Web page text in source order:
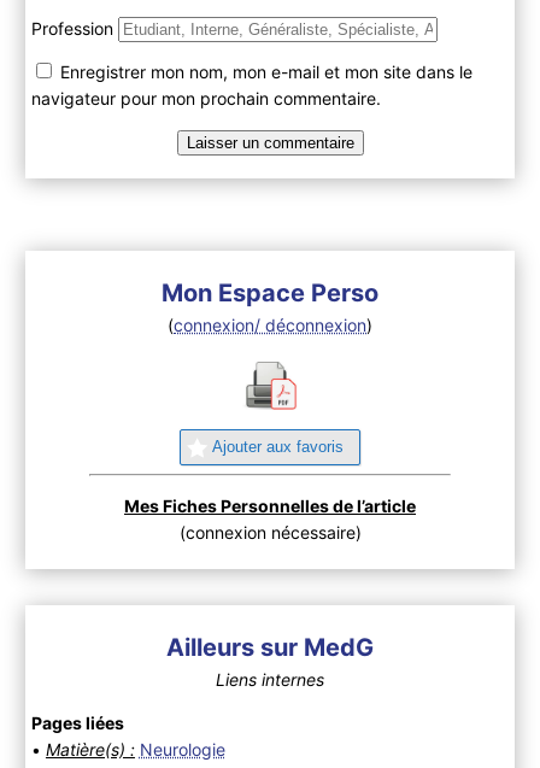
Profession
Enregistrer mon nom, mon e-mail et mon site dans le
navigateur pour mon prochain commentaire.
Mon Espace Perso
(connexion/ déconnexion)
Ajouter aux favoris
Mes Fiches Personnelles de l’article
(connexion nécessaire)
Ailleurs sur MedG
Liens internes
Pages liées
• Matière(s) : Neurologie